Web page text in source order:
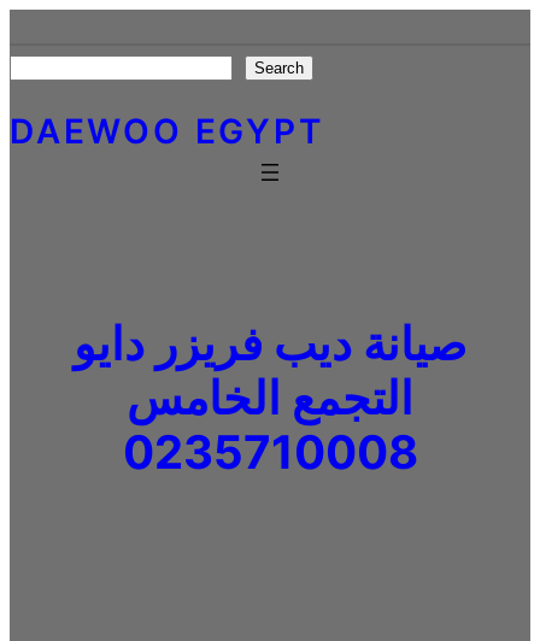
to
content
Search
DAEWOO EGYPT
صيانة ديب فريزر دايو
التجمع الخامس
0235710008